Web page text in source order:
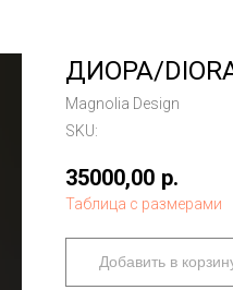
ДИОРА/
Magnolia Design
SKU:
35000,00 р.
Таблица с размерами
Добавить в